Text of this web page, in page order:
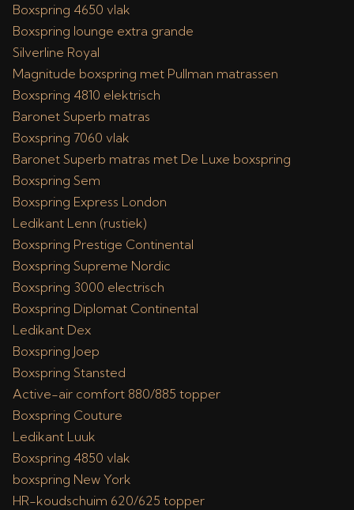
Boxspring 4650 vlak
Boxspring lounge extra grande
Silverline Royal
Magnitude boxspring met Pullman matrassen
Boxspring 4810 elektrisch
Baronet Superb matras
Boxspring 7060 vlak
Baronet Superb matras met De Luxe boxspring
Boxspring Sem
Boxspring Express London
Ledikant Lenn (rustiek)
Boxspring Prestige Continental
Boxspring Supreme Nordic
Boxspring 3000 electrisch
Boxspring Diplomat Continental
Ledikant Dex
Boxspring Joep
Boxspring Stansted
Active-air comfort 880/885 topper
Boxspring Couture
Ledikant Luuk
Boxspring 4850 vlak
boxspring New York
HR-koudschuim 620/625 topper